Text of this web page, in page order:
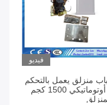
فيديو
منزلق يعمل بالتحكم
عن بعد أوتوماتيكي 1500 كجم